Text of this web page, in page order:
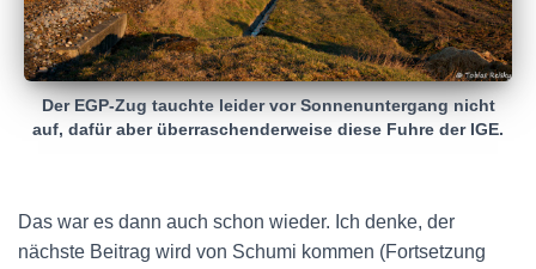
Der EGP-Zug tauchte leider vor Sonnenuntergang nicht
auf, dafür aber überraschenderweise diese Fuhre der IGE.
Das war es dann auch schon wieder. Ich denke, der
nächste Beitrag wird von Schumi kommen (Fortsetzung